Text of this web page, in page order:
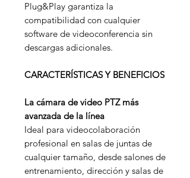
Plug&Play garantiza la
compatibilidad con cualquier
software de videoconferencia sin
descargas adicionales.
CARACTERÍSTICAS Y BENEFICIOS
La cámara de video PTZ más
avanzada de la línea
Ideal para videocolaboración
profesional en salas de juntas de
cualquier tamaño, desde salones de
entrenamiento, dirección y salas de